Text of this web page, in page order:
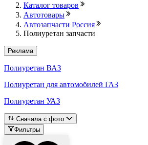
Каталог товаров
Автотовары
Автозапчасти Россия
Полиуретан запчасти
Реклама
Полиуретан ВАЗ
Полиуретан для автомобилей ГАЗ
Полиуретан УАЗ
Сначала с фото
Фильтры